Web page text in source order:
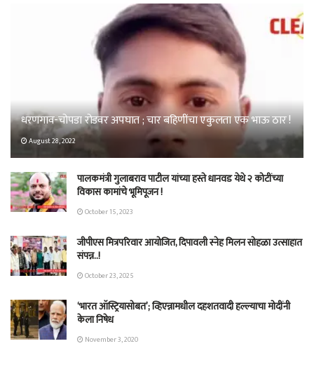
धरणगाव-चोपडा रोडवर अपघात ; चार बहिणींचा एकुलता एक भाऊ ठार !
August 28, 2022
पालकमंत्री गुलाबराव पाटील यांच्या हस्ते धानवड येथे २ कोटींच्या
विकास कामांचे भूमिपूजन !
October 15, 2023
जीपीएस मित्रपरिवार आयोजित, दिपावली स्नेह मिलन सोहळा उत्साहात
संपन्न..!
October 23, 2025
‘भारत ऑस्ट्रियासोबत’; व्हिएन्नामधील दहशतवादी हल्ल्याचा मोदींनी
केला निषेध
November 3, 2020